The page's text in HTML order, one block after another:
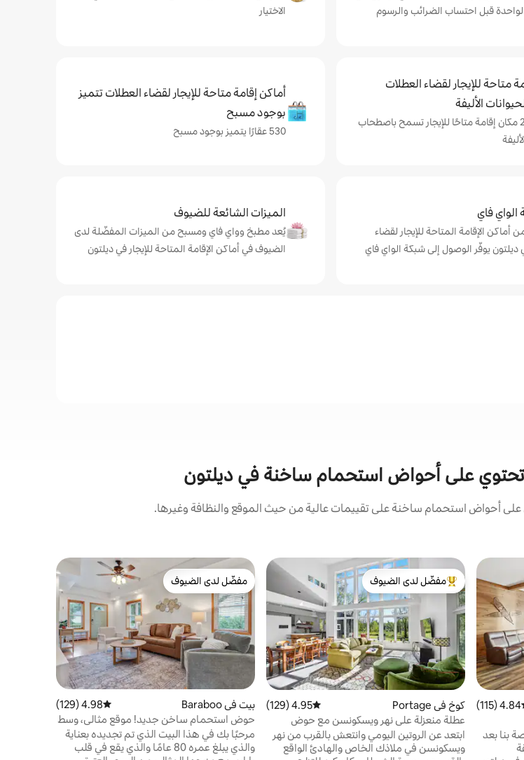
الاختيار
متاحة للإيجار لقضاء العطلات
الأليفة
اعثر على 20 مكان إقامة متاحًا للإيجار تسمح باصطحاب
أماكن إقامة متاحة للإيجار لقضاء العطلات تتميز
بوجود مسبح
530 عقارًا يتميز بوجود مسبح
الواي فاي
من أماكن الإقامة المتاحة للإيجار لقضاء
ديلتون يوفّر الوصول إلى شبكة الواي فاي
الميزات الشائعة للضيوف
يُعد مطبخ وواي فاي ومسبح من الميزات المفضّلة لدى
الضيوف في أماكن الإقامة المتاحة للإيجار في ديلتون
تحتوي على أحواض استحمام ساخنة في ديلتون
أحواض استحمام ساخنة على تقييمات عالية من حيث الموقع والنظافة وغيرها.
التقييم 4.84 من 5، 115 مراجعات
4.84 (115)
بنا بعد
من أبرز البيوت المفضّلة لدى الضيوف
مفضّل لدى الضيوف
كوخ في Portage متوسط التقييم 4.95 من 5، 129 مراجعات
4.95 (129)
عطلة منعزلة على نهر ويسكونسن مع حوض
استحمام ساخن بالقرب من ملعب الجولف
ابتعد عن الروتين اليومي وانتعش بالقرب من نهر
ويسكونسن في ملاذك الخاص والهادئ الواقع
مفضّل لدى الضيوف
مفضّل لدى الضيوف
بيت في Baraboo متوسط التقييم 4.98 من 5، 129 مراجعات
4.98 (129)
حوض استحمام ساخن جديد! موقع مثالي، وسط
مدينة بارابو
مرحبًا بك في هذا البيت الذي تم تجديده بعناية
والذي يبلغ عمره 80 عامًا والذي يقع في قلب